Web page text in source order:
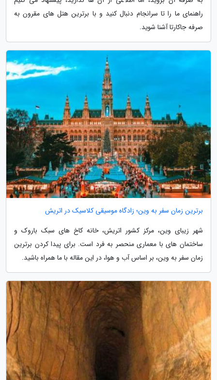
راهنمای ما را تا سرانجام دنبال کنید و با برترین هتل های مقرون به
صرفه جاکارتا آشنا شوید.
برترین زمان سفر به وین؛ زادگاه موسیقی کلاسیک در اتریش
شهر زیبای وین، مرکز کشور اتریش، خانه کاخ های سبک باروک و
ساختمان های با معماری منحصر به فرد است. برای پیدا کردن برترین
زمان سفر به وین، بر اساس آب و هوا، در این مقاله با ما همراه باشید.